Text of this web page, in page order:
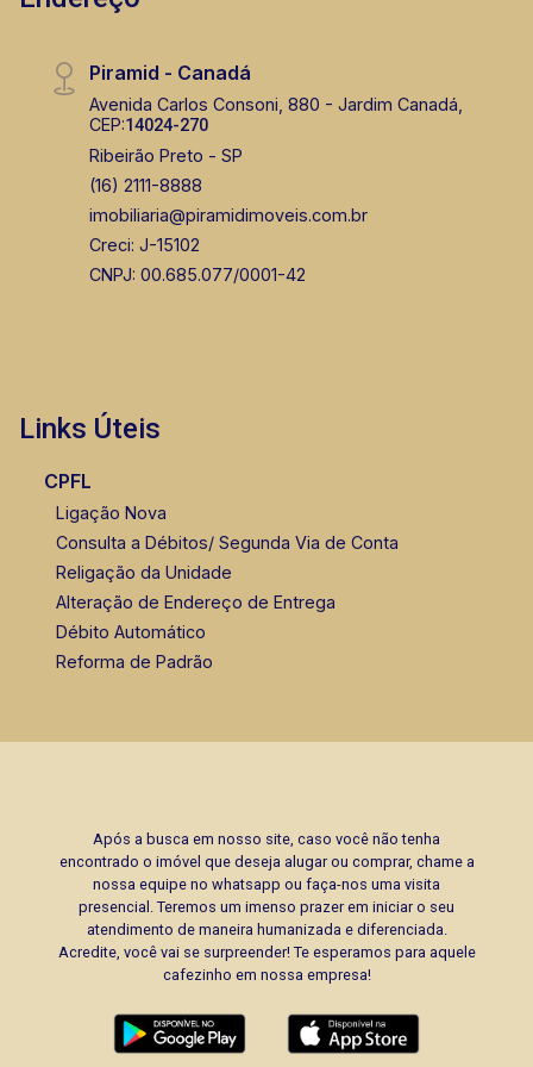
Bráulio Alvarez
CRECI 234.175 - Venda
Corretor(a) Online
CORRETOR DE PLANTÃO
(16) 99137-0754
Piramid - Canadá
Avenida Carlos Consoni, 880 - Jardim Canadá,
CEP:14024-270
Ribeirão Preto - SP
(16) 2111-8888
imobiliaria@piramidimoveis.com.br
Creci: J-15102
CNPJ: 00.685.077/0001-42
Links Úteis
CPFL
Ligação Nova
Consulta a Débitos/ Segunda Via de Conta
Religação da Unidade
Alteração de Endereço de Entrega
Débito Automático
Reforma de Padrão
Após a busca em nosso site, caso você não tenha
encontrado o imóvel que deseja alugar ou comprar, chame a
nossa equipe no whatsapp ou faça-nos uma visita
presencial. Teremos um imenso prazer em iniciar o seu
atendimento de maneira humanizada e diferenciada.
Acredite, você vai se surpreender! Te esperamos para aquele
cafezinho em nossa empresa!